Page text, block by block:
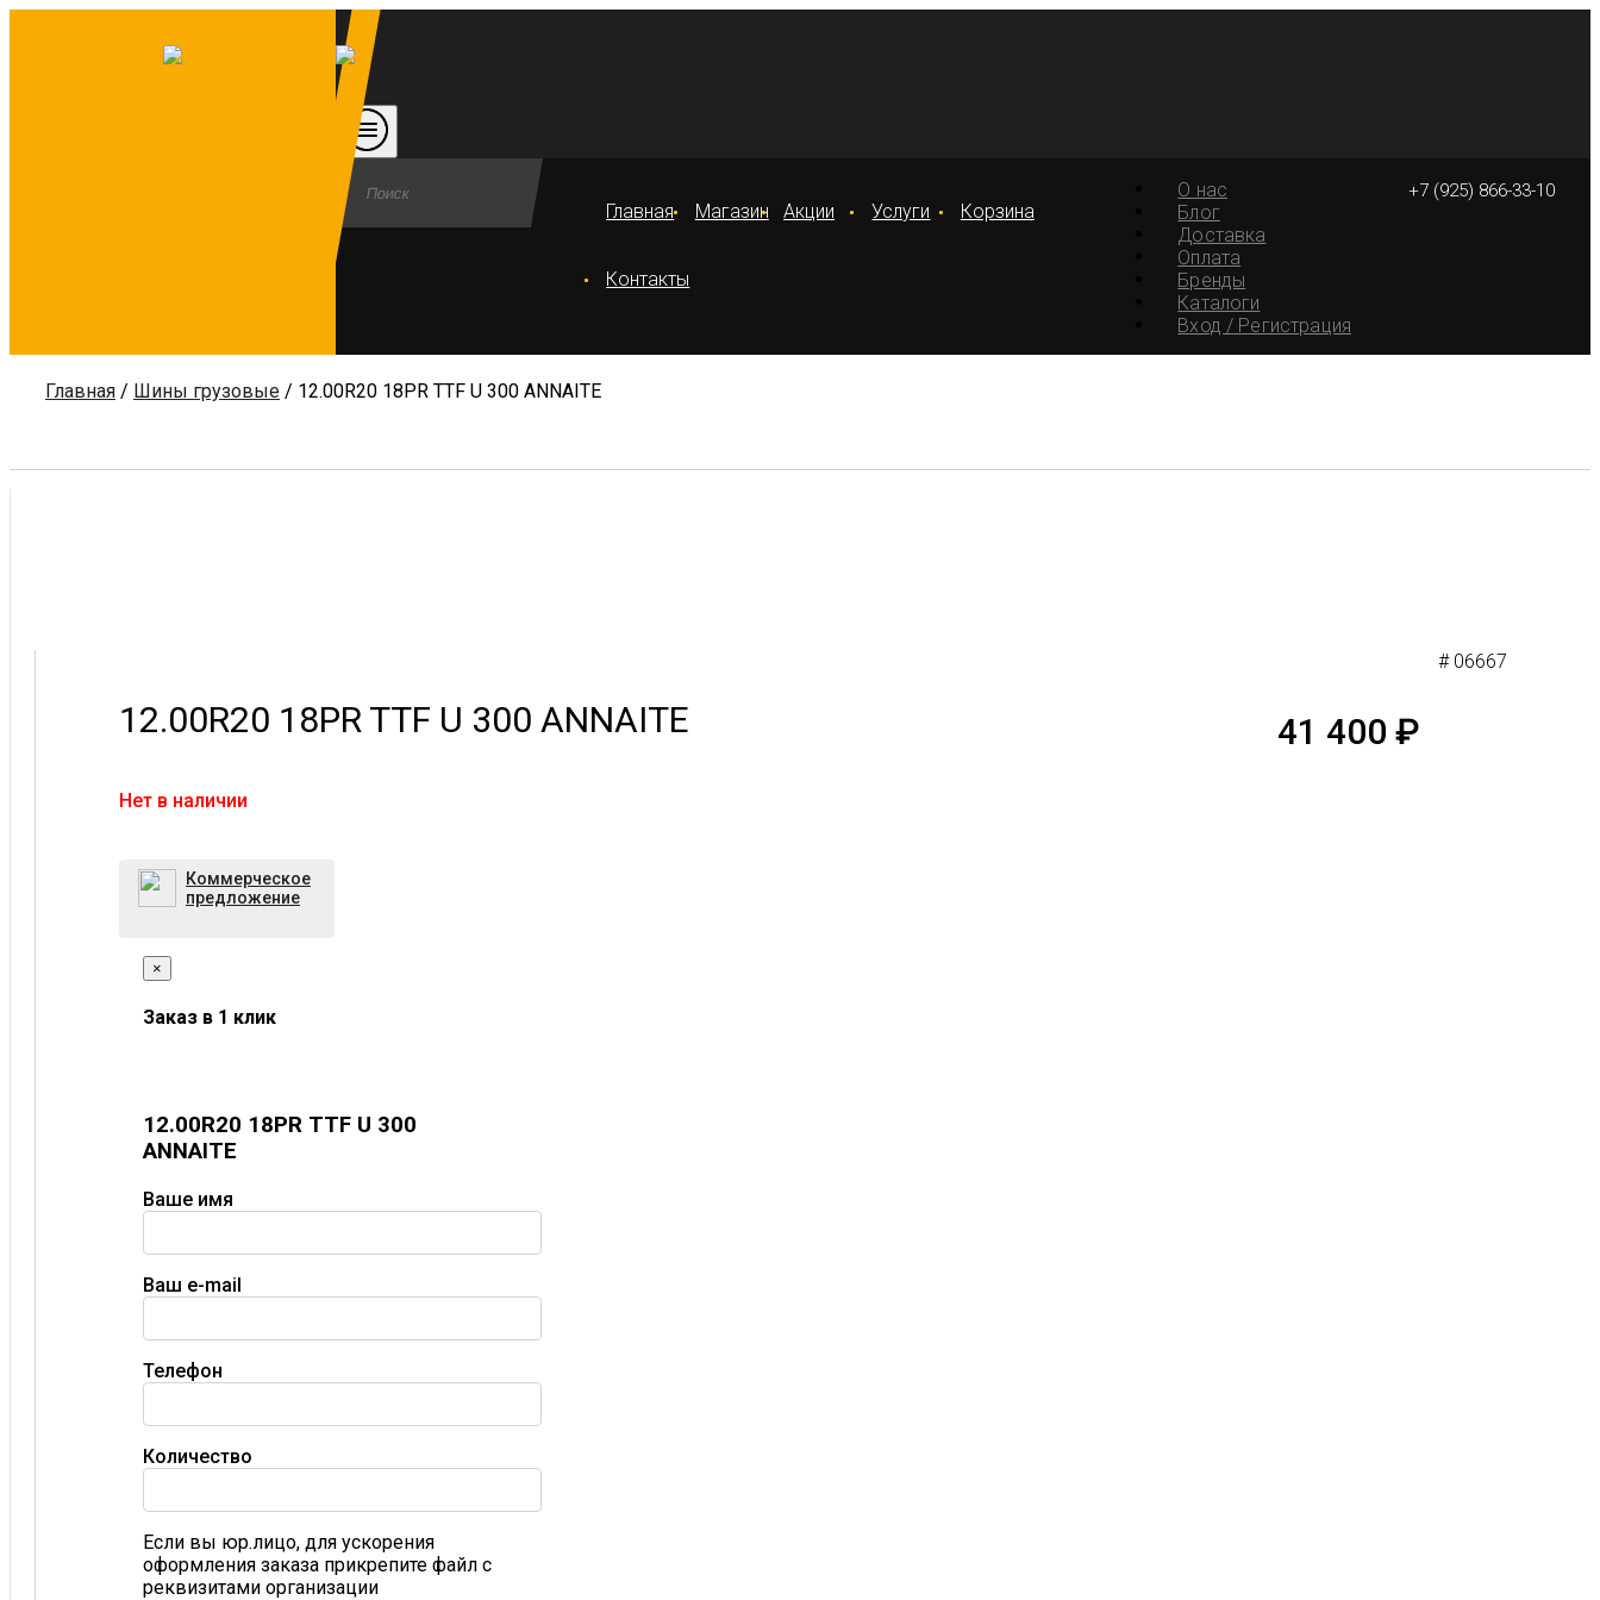
+7 (925) 866-33-10
О нас
Блог
Доставка
Оплата
Бренды
Каталоги
Вход / Регистрация
Главная Магазин Акции Услуги Корзина
Контакты
Главная / Шины грузовые / 12.00R20 18PR TTF U 300 ANNAITE
# 06667
12.00R20 18PR TTF U 300 ANNAITE 41 400 ₽
Нет в наличии
Коммерческое
предложение
×
Заказ в 1 клик
12.00R20 18PR TTF U 300
ANNAITE
Ваше имя
Ваш e-mail
Телефон
Количество
Если вы юр.лицо, для ускорения
оформления заказа прикрепите файл с
реквизитами организации